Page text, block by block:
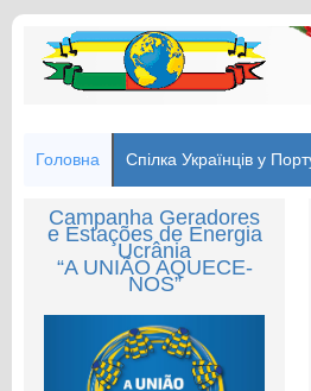
Головна Спілка Українців у
Campanha Geradores
e Estações de Energia
Ucrânia
“A UNIÃO AQUECE-
NOS”